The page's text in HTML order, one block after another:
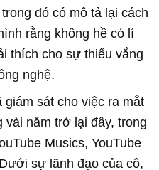
trong đó có mô tả lại cách
rằng không hề có lí
thích cho sự thiếu vắng
nghệ.
sát cho việc ra mắt
năm trở lại đây, trong
Musics, YouTube
sự lãnh đạo của cô,